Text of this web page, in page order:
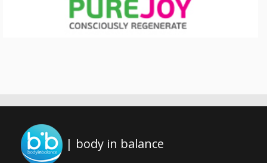
| body in balance